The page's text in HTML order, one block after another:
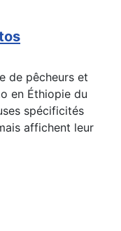
de pêcheurs et
en Éthiopie du
spécificités
affichent leur